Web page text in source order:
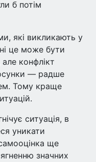
б потім
які викликають у
це може бути
конфлікт
— радше
Тому краще
ситуація, в
уникати
ще
значних